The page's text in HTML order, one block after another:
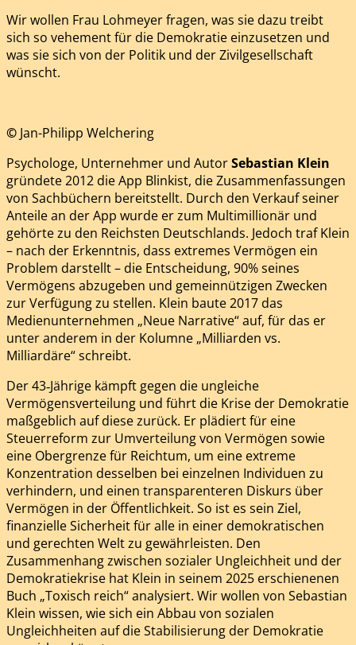
Wir wollen Frau Lohmeyer fragen, was sie dazu treibt
sich so vehement für die Demokratie einzusetzen und
was sie sich von der Politik und der Zivilgesellschaft
wünscht.
© Jan-Philipp Welchering
Psychologe, Unternehmer und AutorSebastian Klein
gründete 2012 die App Blinkist, die Zusammenfassungen
von Sachbüchern bereitstellt. Durch den Verkauf seiner
Anteile an der App wurde er zum Multimillionär und
gehörte zu den Reichsten Deutschlands. Jedoch traf Klein
– nach der Erkenntnis, dass extremes Vermögen ein
Problem darstellt – die Entscheidung, 90% seines
Vermögens abzugeben und gemeinnützigen Zwecken
zur Verfügung zu stellen. Klein baute 2017 das
Medienunternehmen „Neue Narrative“ auf, für das er
unter anderem in der Kolumne „Milliarden vs.
Milliardäre“ schreibt.
Der 43‑Jährige kämpft gegen die ungleiche
Vermögensverteilung und führt die Krise der Demokratie
maßgeblich auf diese zurück. Er plädiert für eine
Steuerreform zur Umverteilung von Vermögen sowie
eine Obergrenze für Reichtum, um eine extreme
Konzentration desselben bei einzelnen Individuen zu
verhindern, und einen transparenteren Diskurs über
Vermögen in der Öffentlichkeit. So ist es sein Ziel,
finanzielle Sicherheit für alle in einer demokratischen
und gerechten Welt zu gewährleisten. Den
Zusammenhang zwischen sozialer Ungleichheit und der
Demokratiekrise hat Klein in seinem 2025 erschienenen
Buch „Toxisch reich“ analysiert. Wir wollen von Sebastian
Klein wissen, wie sich ein Abbau von sozialen
Ungleichheiten auf die Stabilisierung der Demokratie